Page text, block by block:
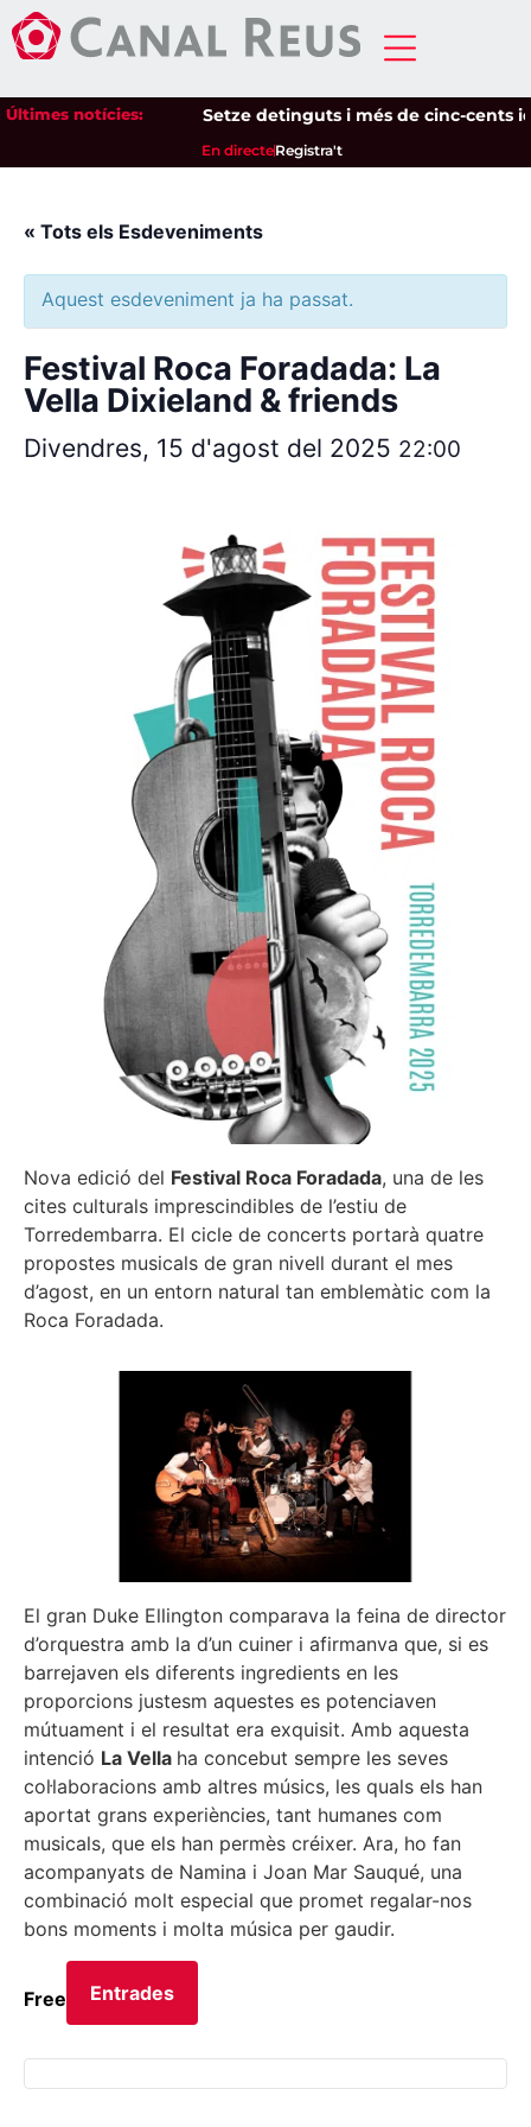
Últimes notícies: Setze detinguts i més de cinc-cents
En directeRegistra't
« Tots els Esdeveniments
Aquest esdeveniment ja ha passat.
Festival Roca Foradada: La
Vella Dixieland & friends
Divendres, 15 d'agost del 2025 22:00
Nova edició del Festival Roca Foradada, una de les
cites culturals imprescindibles de l’estiu de
Torredembarra. El cicle de concerts portarà quatre
propostes musicals de gran nivell durant el mes
d’agost, en un entorn natural tan emblemàtic com la
Roca Foradada.
El gran Duke Ellington comparava la feina de director
d’orquestra amb la d’un cuiner i afirmanva que, si es
barrejaven els diferents ingredients en les
proporcions justesm aquestes es potenciaven
mútuament i el resultat era exquisit. Amb aquesta
intenció La Vella ha concebut sempre les seves
col·laboracions amb altres músics, les quals els han
aportat grans experiències, tant humanes com
musicals, que els han permès créixer. Ara, ho fan
acompanyats de Namina i Joan Mar Sauqué, una
combinació molt especial que promet regalar-nos
bons moments i molta música per gaudir.
Free Entrades